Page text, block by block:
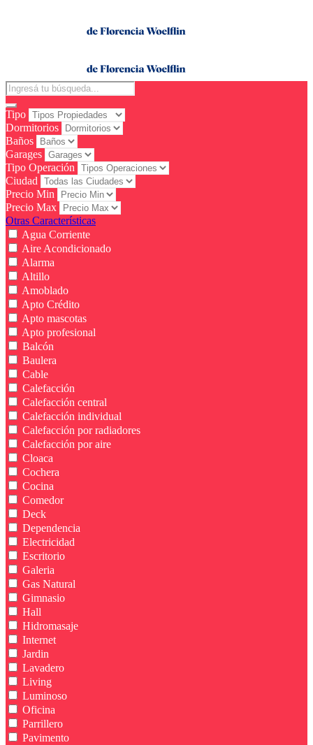
Tipo
Dormitorios
Baños
Garages
Tipo Operación
Ciudad
Precio Min
Precio Max
Otras Características
Agua Corriente
Aire Acondicionado
Alarma
Altillo
Amoblado
Apto Crédito
Apto mascotas
Apto profesional
Balcón
Baulera
Cable
Calefacción
Calefacción central
Calefacción individual
Calefacción por radiadores
Calefacción por aire
Cloaca
Cochera
Cocina
Comedor
Deck
Dependencia
Electricidad
Escritorio
Galeria
Gas Natural
Gimnasio
Hall
Hidromasaje
Internet
Jardin
Lavadero
Living
Luminoso
Oficina
Parrillero
Pavimento